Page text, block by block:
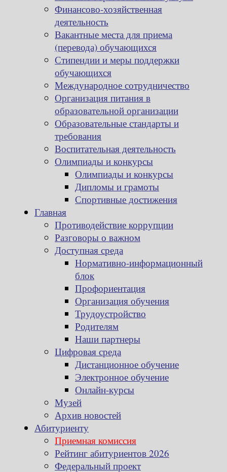
Финансово-хозяйственная
деятельность
Вакантные места для приема
(перевода) обучающихся
Стипендии и меры поддержки
обучающихся
Международное сотрудничество
Организация питания в
образовательной организации
Образовательные стандарты и
требования
Воспитательная деятельность
Олимпиады и конкурсы
Олимпиады и конкурсы
Дипломы и грамоты
Спортивные достижения
Главная
Противодействие коррупции
Разговоры о важном
Доступная среда
Нормативно-информационный
блок
Профориентация
Организация обучения
Трудоустройство
Родителям
Наши партнеры
Цифровая среда
Дистанционное обучение
Электронное обучение
Онлайн-курсы
Музей
Архив новостей
Абитуриенту
Приемная комиссия
Рейтинг абитуриентов 2026
Федеральный проект